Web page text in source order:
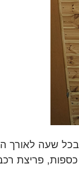
היום 24 שעות, שרות
פריצת